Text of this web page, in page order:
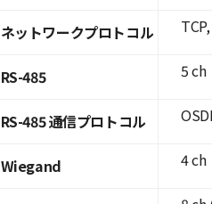
ネットワークプロトコル
RS-485
RS-485 通信プロトコル
Wiegand
5 ch
4 ch